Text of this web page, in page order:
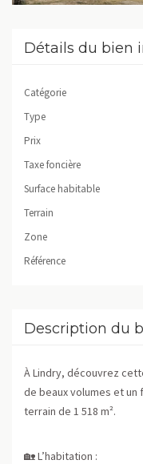
Détails du bien
Catégorie
Type
Prix
Taxe foncière
Surface habitable
Terrain
Zone
Référence
Description du
À Lindry, découvrez
de beaux volumes et un
terrain de 1 518 m².
🏡 L’habitation :